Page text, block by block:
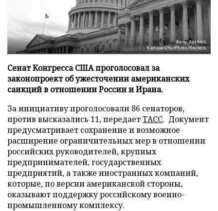
Фото: Aashish
Kiphayet/NurPhoto/Reuters
Сенат Конгресса США проголосовал за
законопроект об ужесточении американских
санкций в отношении России и Ирана.
За инициативу проголосовали 86 сенаторов,
против высказались 11, передаетТАСС. Документ
предусматривает сохранение и возможное
расширение ограничительных мер в отношении
российских руководителей, крупных
предпринимателей, государственных
предприятий, а также иностранных компаний,
которые, по версии американской стороны,
оказывают поддержку российскому военно-
промышленному комплексу.